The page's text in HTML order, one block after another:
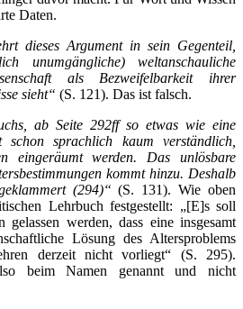
Daten.
dieses Argument in sein Gegenteil,
unumgängliche) weltanschauliche
als Bezweifelbarkeit ihrer
sieht“ (S. 121). Das ist falsch.
ab Seite 292ff so etwas wie eine
schon sprachlich kaum verständlich,
eingeräumt werden. Das unlösbare
kommt hinzu. Deshalb
(294)“ (S. 131). Wie oben
Lehrbuch festgestellt: „[E]s soll
werden, dass eine insgesamt
Lösung des Altersproblems
derzeit nicht vorliegt“ (S. 295).
beim Namen genannt und nicht